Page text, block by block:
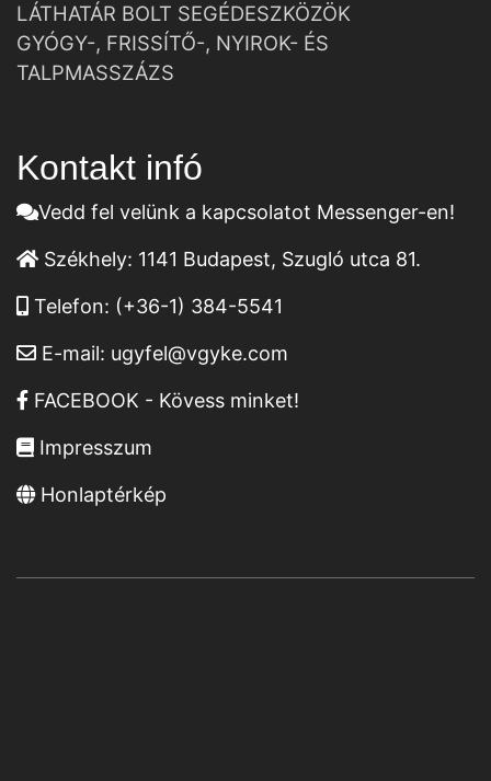
LÁTHATÁR BOLT SEGÉDESZKÖZÖK
GYÓGY-, FRISSÍTŐ-, NYIROK- ÉS
TALPMASSZÁZS
Kontakt infó
Vedd fel velünk a kapcsolatot Messenger-en!
Székhely: 1141 Budapest, Szugló utca 81.
Telefon: (+36-1) 384-5541
E-mail: ugyfel@vgyke.com
FACEBOOK - Kövess minket!
Impresszum
Honlaptérkép